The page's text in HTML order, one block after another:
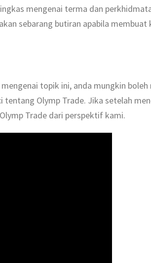
mengenai terma dan
sebarang butiran apabila membuat
topik ini, anda mungkin
Olymp Trade. Jika setelah
Trade dari perspektif kami.